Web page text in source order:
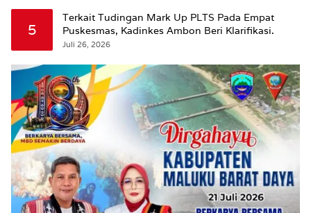
5
Terkait Tudingan Mark Up PLTS Pada Empat
Puskesmas, Kadinkes Ambon Beri Klarifikasi.
Juli 26, 2026